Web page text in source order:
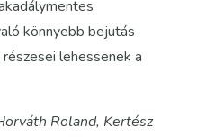
könnyebb bejutás
lehessenek a
Roland, Kertész